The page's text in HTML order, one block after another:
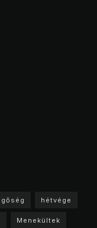
hétvége
Menekültek